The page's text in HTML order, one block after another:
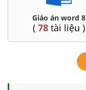
Giáo án word 8
( 78tài liệu )